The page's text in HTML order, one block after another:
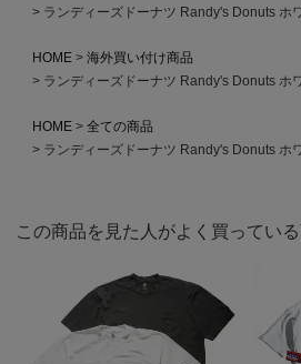
ランディーズドーナツ Randy's Donuts ホ
HOME
海外買い付け商品
ランディーズドーナツ Randy's Donuts ホ
HOME
全ての商品
ランディーズドーナツ Randy's Donuts ホ
この商品を見た人がよく買ってい